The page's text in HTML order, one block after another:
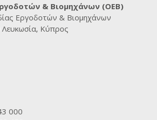
& Βιομηχάνων (ΟΕΒ)
Εργοδοτών & Βιομηχάνων
Κύπρος
000